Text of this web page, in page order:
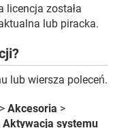
licencja została
lub piracka.
lub wiersza poleceń.
> Akcesoria >
Aktywacja systemu